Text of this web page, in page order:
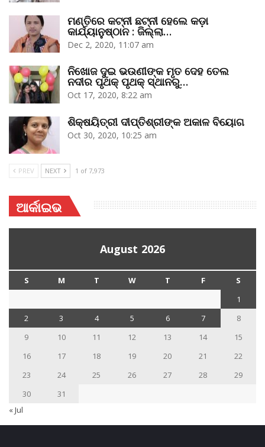
ମଣ୍ତିରେ କଟ୍‌ନୀ ଛଟ୍‌ନୀ ହେଲେ କଡ଼ା
କାର୍ଯ୍ୟାନୁଷ୍ଠାନ : ଜିଲ୍ଲା…
Dec 2, 2020, 11:07 am
ନିଖୋଜ ଦୁଇ ଭଉଣୀଙ୍କ ମୃତ ଦେହ ତେଲ
ନଦୀର ପୃଥକ୍‌ ପୃଥକ୍‌ ସ୍ଥାନରୁ…
Oct 17, 2020, 8:22 am
ଶିକ୍ଷୟିତ୍ରୀ ଦୀପ୍ତିଶ୍ରୀଙ୍କ ଅକାଳ ବିୟୋଗ
Oct 30, 2020, 10:25 am
PREV NEXT 1 of 7,973
ଆର୍କାଇଭ
August 2026
S M T W T F
S
1
2
3 4 5 6 7
8
9
10 11 12 13 14
15
16
17 18 19 20 21
22
23
24 25 26 27 28
29
30
31
« Jul